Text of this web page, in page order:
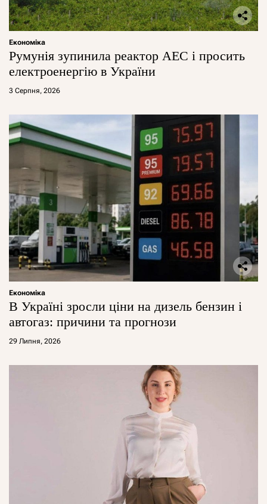
Економіка
Румунія зупинила реактор АЕС і просить
електроенергію в України
3 Серпня, 2026
Економіка
В Україні зросли ціни на дизель бензин і
автогаз: причини та прогнози
29 Липня, 2026